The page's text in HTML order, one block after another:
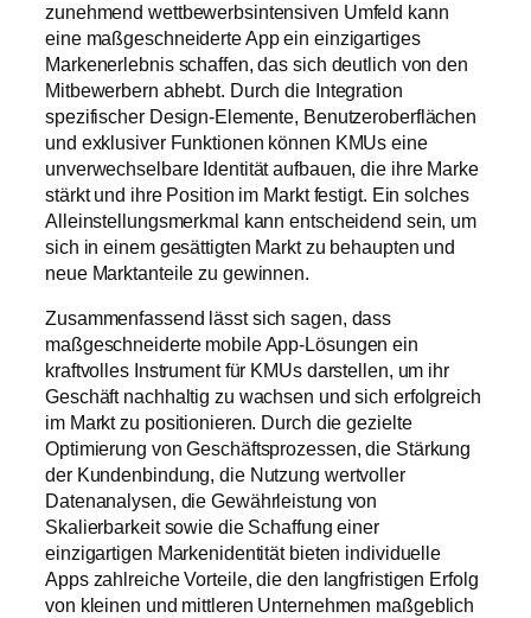
zunehmend wettbewerbsintensiven Umfeld kann
eine maßgeschneiderte App ein einzigartiges
Markenerlebnis schaffen, das sich deutlich von den
Mitbewerbern abhebt. Durch die Integration
spezifischer Design-Elemente, Benutzeroberflächen
und exklusiver Funktionen können KMUs eine
unverwechselbare Identität aufbauen, die ihre Marke
stärkt und ihre Position im Markt festigt. Ein solches
Alleinstellungsmerkmal kann entscheidend sein, um
sich in einem gesättigten Markt zu behaupten und
neue Marktanteile zu gewinnen.
Zusammenfassend lässt sich sagen, dass
maßgeschneiderte mobile App-Lösungen ein
kraftvolles Instrument für KMUs darstellen, um ihr
Geschäft nachhaltig zu wachsen und sich erfolgreich
im Markt zu positionieren. Durch die gezielte
Optimierung von Geschäftsprozessen, die Stärkung
der Kundenbindung, die Nutzung wertvoller
Datenanalysen, die Gewährleistung von
Skalierbarkeit sowie die Schaffung einer
einzigartigen Markenidentität bieten individuelle
Apps zahlreiche Vorteile, die den langfristigen Erfolg
von kleinen und mittleren Unternehmen maßgeblich